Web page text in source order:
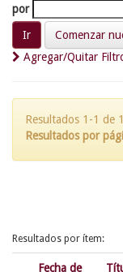
por
Comenzar
Agregar/Quitar
Resultados 1-1 de
Resultados por
Resultados por ítem:
Fecha de